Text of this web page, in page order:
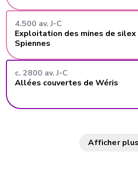
4.500 av. J-C
Exploitation des mines de silex
Spiennes
c. 2800 av. J-C
Allées couvertes de Wéris
Afficher plus